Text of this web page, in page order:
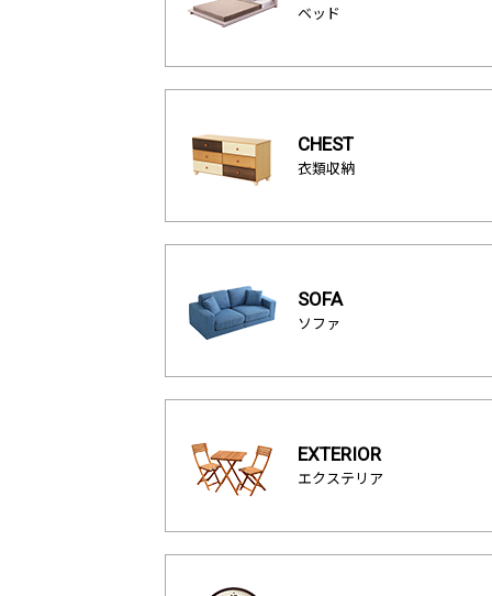
ベッド
CHEST
衣類収納
SOFA
ソファ
EXTERIOR
エクステリア